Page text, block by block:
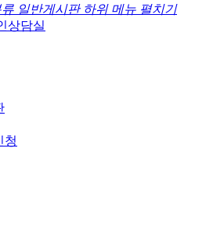
일반게시판 하위 메뉴 펼치기
상담실
청